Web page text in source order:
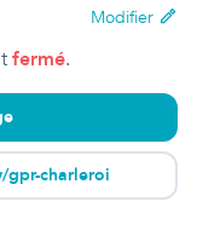
Modifier
fermé.
gpr-charleroi